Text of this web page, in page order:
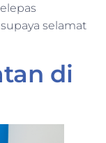
selamat
di